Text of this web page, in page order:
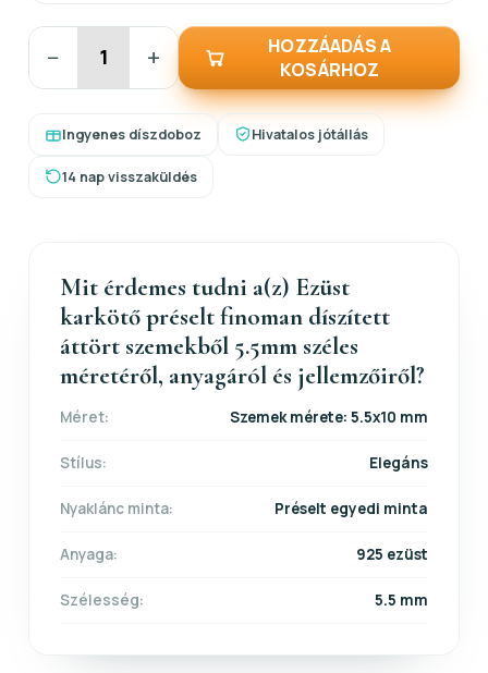
− +
HOZZÁADÁS A
KOSÁRHOZ
Ingyenes díszdoboz Hivatalos jótállás
14 nap visszaküldés
Mit érdemes tudni a(z) Ezüst
karkötő préselt finoman díszített
áttört szemekből 5.5mm széles
méretéről, anyagáról és jellemzőiről?
Méret: Szemek mérete: 5.5x10 mm
Stílus: Elegáns
Nyaklánc minta: Préselt egyedi minta
Anyaga: 925 ezüst
Szélesség: 5.5 mm